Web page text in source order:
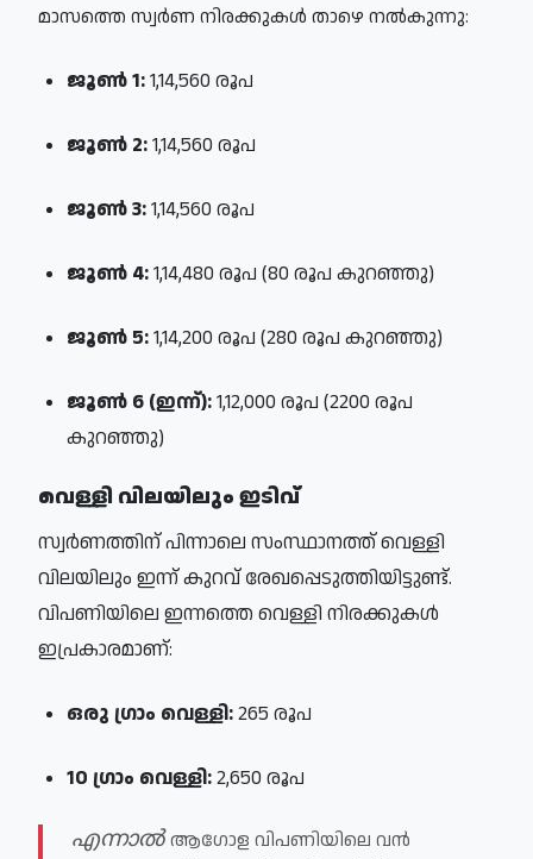
മാസത്തെ സ്വർണ നിരക്കുകൾ താഴെ നൽകുന്നു:
ജൂൺ 1:1,14,560 രൂപ
ജൂൺ 2:1,14,560 രൂപ
ജൂൺ 3:1,14,560 രൂപ
ജൂൺ 4:1,14,480 രൂപ (80 രൂപ കുറഞ്ഞു)
ജൂൺ 5:1,14,200 രൂപ (280 രൂപ കുറഞ്ഞു)
ജൂൺ 6 (ഇന്ന്):1,12,000 രൂപ (2200 രൂപ
കുറഞ്ഞു)
വെള്ളി വിലയിലും ഇടിവ്
സ്വർണത്തിന് പിന്നാലെ സംസ്ഥാനത്ത് വെള്ളി
വിലയിലും ഇന്ന് കുറവ് രേഖപ്പെടുത്തിയിട്ടുണ്ട്.
വിപണിയിലെ ഇന്നത്തെ വെള്ളി നിരക്കുകൾ
ഇപ്രകാരമാണ്:
ഒരു ഗ്രാം വെള്ളി:265 രൂപ
10 ഗ്രാം വെള്ളി:2,650 രൂപ
എന്നാൽ ആഗോള വിപണിയിലെ വൻ